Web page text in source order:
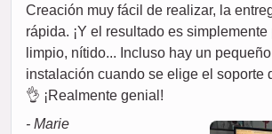
Creación muy fácil de realizar, la
rápida. ¡Y el resultado es simplemente
limpio, nítido... Incluso hay un
instalación cuando se elige el soporte
👌 ¡Realmente genial!
- Marie